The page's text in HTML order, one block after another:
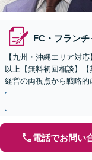
FC・フラン
【九州・沖縄エリア対
以上【無料初回相談】
経営の両視点から戦略
読む”法務に注力。コン
電話でお問い